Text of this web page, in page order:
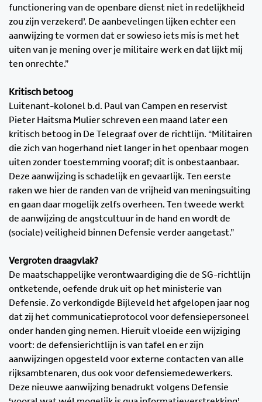
functionering van de openbare dienst niet in redelijkheid
zou zijn verzekerd’. De aanbevelingen lijken echter een
aanwijzing te vormen dat er sowieso iets mis is met het
uiten van je mening over je militaire werk en dat lijkt mij
ten onrechte.”
Kritisch betoog
Luitenant-kolonel b.d. Paul van Campen en reservist
Pieter Haitsma Mulier schreven een maand later een
kritisch betoog in De Telegraaf over de richtlijn. “Militairen
die zich van hogerhand niet langer in het openbaar mogen
uiten zonder toestemming vooraf; dit is onbestaanbaar.
Deze aanwijzing is schadelijk en gevaarlijk. Ten eerste
raken we hier de randen van de vrijheid van meningsuiting
en gaan daar mogelijk zelfs overheen. Ten tweede werkt
de aanwijzing de angstcultuur in de hand en wordt de
(sociale) veiligheid binnen Defensie verder aangetast.”
Vergroten draagvlak?
De maatschappelijke verontwaardiging die de SG-richtlijn
ontketende, oefende druk uit op het ministerie van
Defensie. Zo verkondigde Bijleveld het afgelopen jaar nog
dat zij het communicatieprotocol voor defensiepersoneel
onder handen ging nemen. Hieruit vloeide een wijziging
voort: de defensierichtlijn is van tafel en er zijn
aanwijzingen opgesteld voor externe contacten van alle
rijksambtenaren, dus ook voor defensiemedewerkers.
Deze nieuwe aanwijzing benadrukt volgens Defensie